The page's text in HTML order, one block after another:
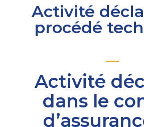
Activité
procédé
Activité
dans le